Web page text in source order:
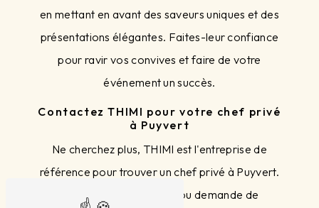
en mettant en avant des saveurs uniques et des
présentations élégantes. Faites-leur confiance
pour ravir vos convives et faire de votre
événement un succès.
Contactez THIMI pour votre chef privé
à Puyvert
Ne cherchez plus, THIMI est l'entreprise de
référence pour trouver un chef privé à Puyvert.
Pour toute réservation ou demande de